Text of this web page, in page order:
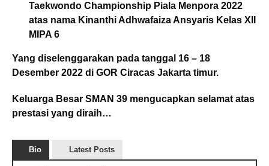
Taekwondo Championship Piala Menpora 2022
atas nama Kinanthi Adhwafaiza Ansyaris Kelas XII
MIPA 6
Yang diselenggarakan pada tanggal 16 – 18
Desember 2022 di GOR Ciracas Jakarta timur.
Keluarga Besar SMAN 39 mengucapkan selamat atas
prestasi yang diraih…
Bio Latest Posts